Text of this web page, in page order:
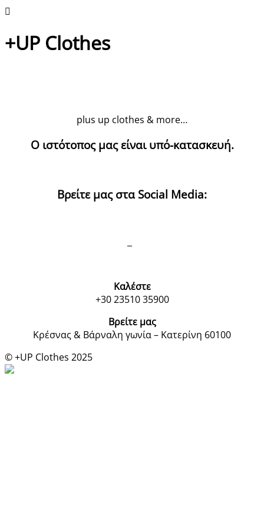
+UP Clothes
plus up clothes & more…
Ο ιστότοπος μας είναι υπό-κατασκευή.
Βρείτε μας στα Social Media:
Καλέστε
+30 23510 35900
Βρείτε μας
Κρέσνας & Βάρναλη γωνία – Κατερίνη 60100
© +UP Clothes 2025